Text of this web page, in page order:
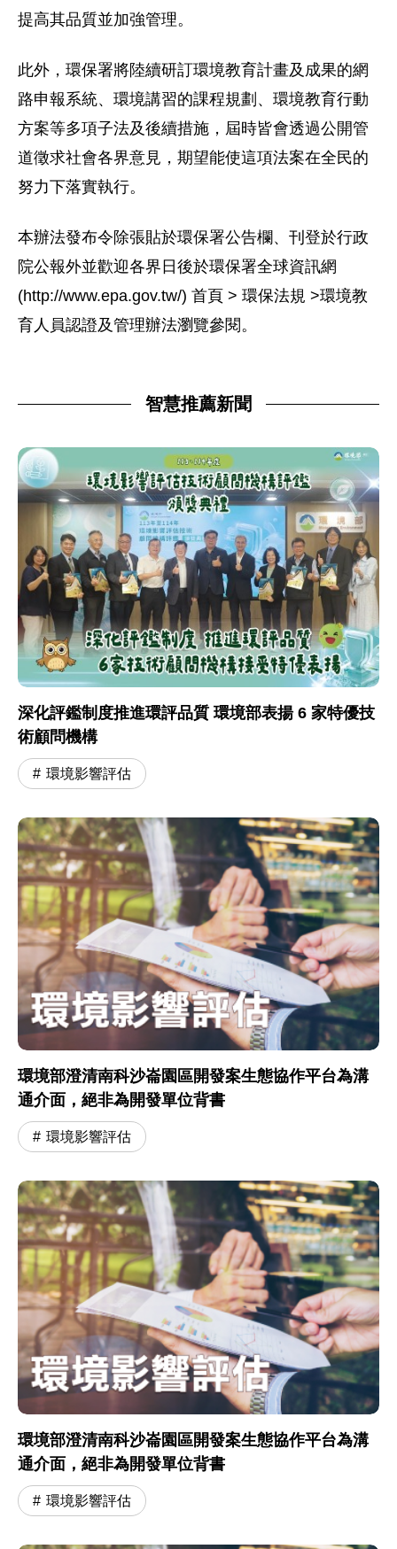
提高其品質並加強管理。
此外，環保署將陸續研訂環境教育計畫及成果的網
路申報系統、環境講習的課程規劃、環境教育行動
方案等多項子法及後續措施，屆時皆會透過公開管
道徵求社會各界意見，期望能使這項法案在全民的
努力下落實執行。
本辦法發布令除張貼於環保署公告欄、刊登於行政
院公報外並歡迎各界日後於環保署全球資訊網
(http://www.epa.gov.tw/) 首頁 > 環保法規 >環境教
育人員認證及管理辦法瀏覽參閱。
智慧推薦新聞
深化評鑑制度推進環評品質 環境部表揚 6 家特優技
術顧問機構
環境影響評估
環境部澄清南科沙崙園區開發案生態協作平台為溝
通介面，絕非為開發單位背書
環境影響評估
環境部澄清南科沙崙園區開發案生態協作平台為溝
通介面，絕非為開發單位背書
環境影響評估